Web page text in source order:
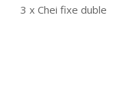
3 x Chei fixe duble